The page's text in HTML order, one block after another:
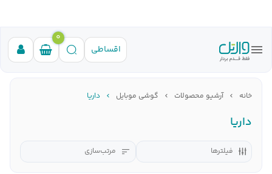
اقساطی
0
خانه آرشیو محصولات گوشی موبایل داریا
داریا
فیلترها مرتب‌سازی